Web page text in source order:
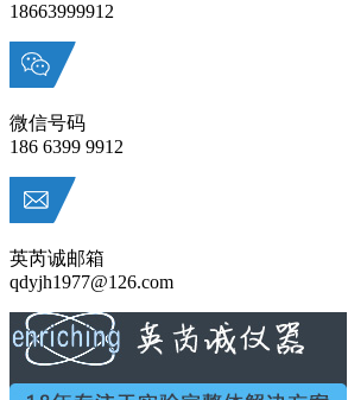
18663999912
微信号码
186 6399 9912
英芮诚邮箱
qdyjh1977@126.com